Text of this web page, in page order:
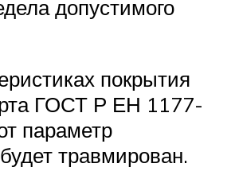
допустимого
покрытия
ГОСТ Р ЕН 1177-
параметр
травмирован.